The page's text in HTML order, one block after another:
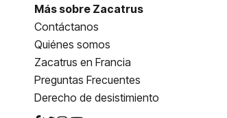
Más sobre Zacatrus
Contáctanos
Quiénes somos
Zacatrus en Francia
Preguntas Frecuentes
Derecho de desistimiento